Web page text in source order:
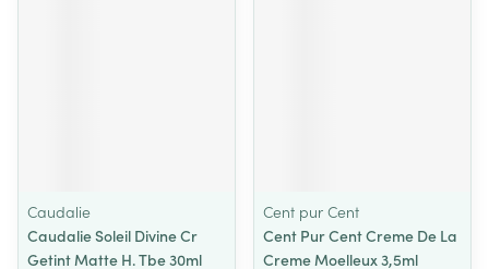
Caudalie
Caudalie Soleil Divine Cr
Getint Matte H. Tbe 30ml
Cent pur Cent
Cent Pur Cent Creme De La
Creme Moelleux 3,5ml